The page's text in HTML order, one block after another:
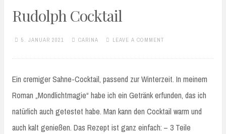
Rudolph Cocktail
5. JANUAR 2021 CARINA LEAVE A COMMENT
Ein cremiger Sahne-Cocktail, passend zur Winterzeit. In meinem
Roman „Mondlichtmagie“ habe ich ein Getränk erfunden, das ich
natürlich auch getestet habe. Man kann den Cocktail warm und
auch kalt genießen. Das Rezept ist ganz einfach: – 3 Teile